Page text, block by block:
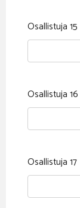
Osallistuja 15
Osallistuja 16
Osallistuja 17